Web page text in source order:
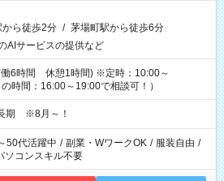
から徒歩2分 / 茅場町駅から徒歩6分
AIサービスの提供など
働6時間 休憩1時間) ※定時：10:00～
時間：16:00～19:00で相談可！）
期 ※8月～！
50代活躍中 / 副業・WワークOK / 服装自由 /
ソコンスキル不要